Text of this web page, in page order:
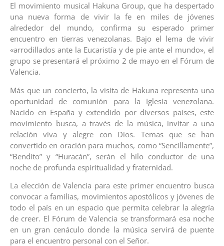
El movimiento musical Hakuna Group, que ha despertado
una nueva forma de vivir la fe en miles de jóvenes
alrededor del mundo, confirma su esperado primer
encuentro en tierras venezolanas. Bajo el lema de vivir
«arrodillados ante la Eucaristía y de pie ante el mundo», el
grupo se presentará el próximo 2 de mayo en el Fórum de
Valencia.
​Más que un concierto, la visita de Hakuna representa una
oportunidad de comunión para la Iglesia venezolana.
Nacido en España y extendido por diversos países, este
movimiento busca, a través de la música, invitar a una
relación viva y alegre con Dios. Temas que se han
convertido en oración para muchos, como “Sencillamente”,
“Bendito” y “Huracán”, serán el hilo conductor de una
noche de profunda espiritualidad y fraternidad.
​La elección de Valencia para este primer encuentro busca
convocar a familias, movimientos apostólicos y jóvenes de
todo el país en un espacio que permita celebrar la alegría
de creer. El Fórum de Valencia se transformará esa noche
en un gran cenáculo donde la música servirá de puente
para el encuentro personal con el Señor.